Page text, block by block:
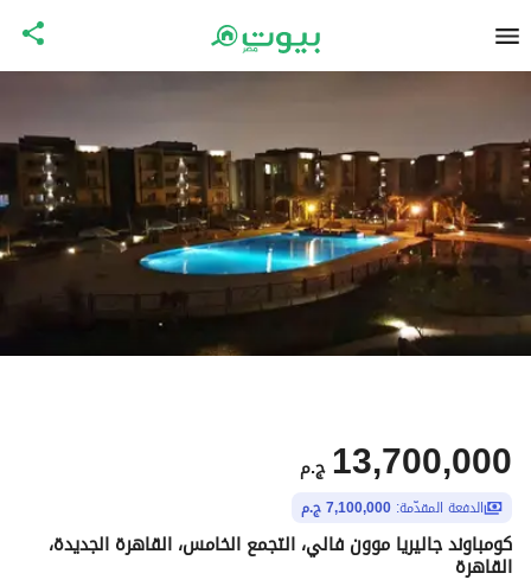
ج.م 13,700,000
الدفعة المقدّمة: 7,100,000 ج.م
كومباوند جاليريا موون فالي، التجمع الخامس، القاهرة الجديدة،
القاهرة